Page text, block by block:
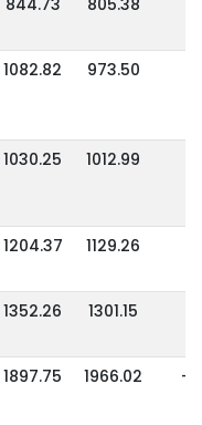
1082.82 973.50
1030.25 1012.99
1204.37 1129.26
1352.26 1301.15
1897.75 1966.02 -